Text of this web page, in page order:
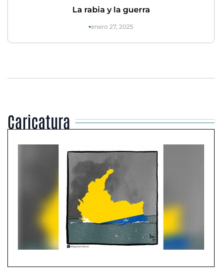
La rabia y la guerra
enero 27, 2025
Caricatura